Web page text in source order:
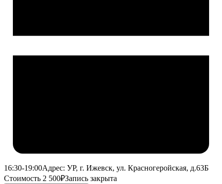
16:30-19:00Адрес: УР, г. Ижевск, ул. Красногеройская, д.63Б
Стоимость 2 500₽Запись закрыта